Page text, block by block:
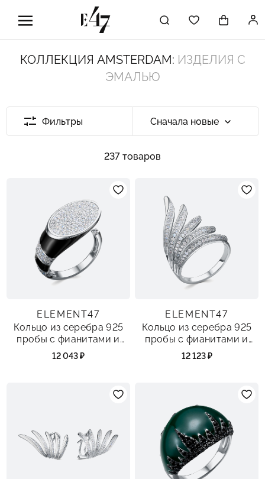
КОЛЛЕКЦИЯ AMSTERDAM: ИЗДЕЛИЯ С
ЭМАЛЬЮ
Фильтры Сначала новые
237 товаров
ELEMENT47
Кольцо из серебра 925
пробы с фианитами и
эмалью
12 043 ₽
ELEMENT47
Кольцо из серебра 925
пробы с фианитами и
эмалью
12 123 ₽